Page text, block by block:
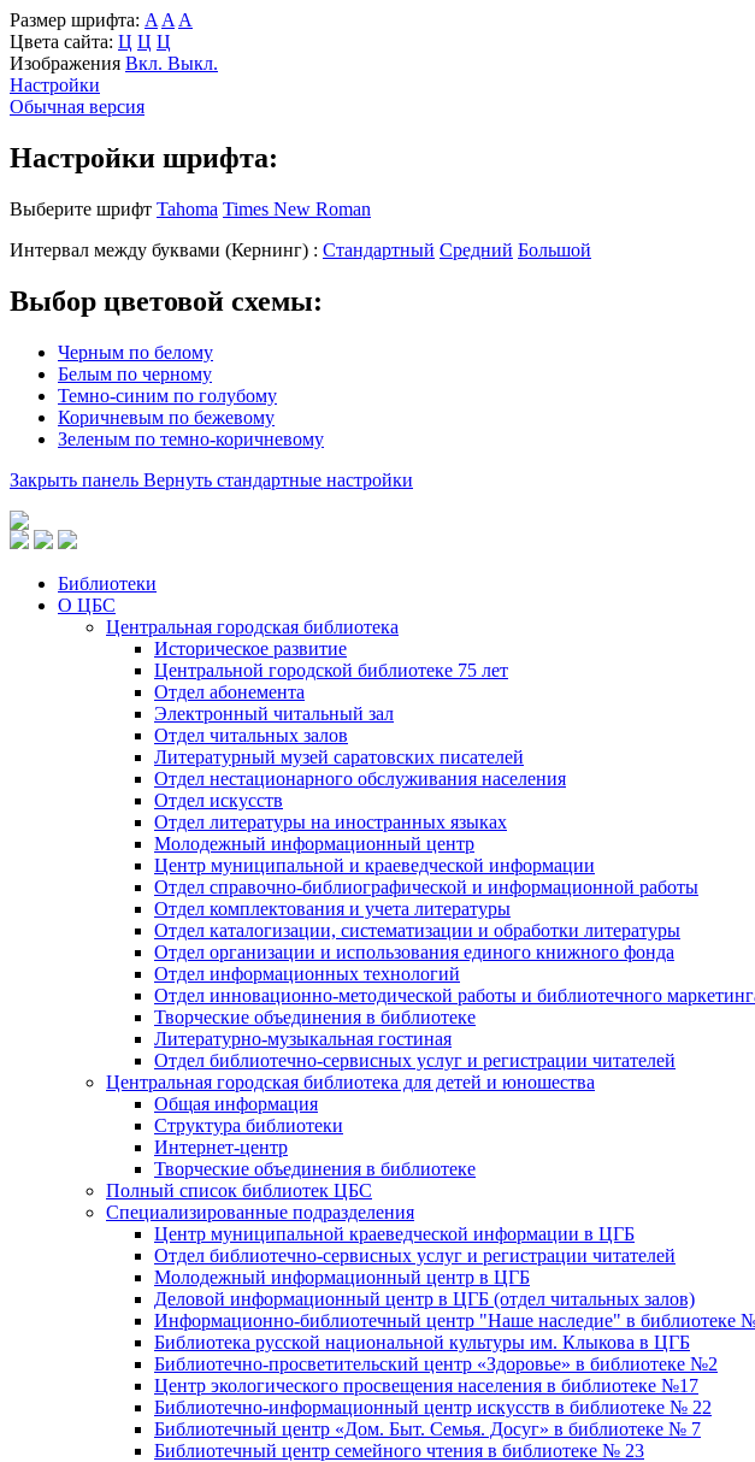
Размер шрифта: A A A
Цвета сайта: Ц Ц Ц
Изображения Вкл. Выкл.
Настройки
Обычная версия
Настройки шрифта:
Выберите шрифт Tahoma Times New Roman
Интервал между буквами (Кернинг) : Стандартный Средний Большой
Выбор цветовой схемы:
Черным по белому
Белым по черному
Темно-синим по голубому
Коричневым по бежевому
Зеленым по темно-коричневому
Закрыть панель Вернуть стандартные настройки
Библиотеки
О ЦБС
Центральная городская библиотека
Историческое развитие
Центральной городской библиотеке 75 лет
Отдел абонемента
Электронный читальный зал
Отдел читальных залов
Литературный музей саратовских писателей
Отдел нестационарного обслуживания населения
Отдел искусств
Отдел литературы на иностранных языках
Молодежный информационный центр
Центр муниципальной и краеведческой информации
Отдел справочно-библиографической и информационной работы
Отдел комплектования и учета литературы
Отдел каталогизации, систематизации и обработки литературы
Отдел организации и использования единого книжного фонда
Отдел информационных технологий
Отдел инновационно-методической работы и библиотечного
Творческие объединения в библиотеке
Литературно-музыкальная гостиная
Отдел библиотечно-сервисных услуг и регистрации читателей
Центральная городская библиотека для детей и юношества
Общая информация
Структура библиотеки
Интернет-центр
Творческие объединения в библиотеке
Полный список библиотек ЦБС
Специализированные подразделения
Центр муниципальной краеведческой информации в ЦГБ
Отдел библиотечно-сервисных услуг и регистрации читателей
Молодежный информационный центр в ЦГБ
Деловой информационный центр в ЦГБ (отдел читальных залов)
Информационно-библиотечный центр "Наше наследие" в библиотеке
Библиотека русской национальной культуры им. Клыкова в ЦГБ
Библиотечно-просветительский центр «Здоровье» в библиотеке №2
Центр экологического просвещения населения в библиотеке №17
Библиотечно-информационный центр искусств в библиотеке № 22
Библиотечный центр «Дом. Быт. Семья. Досуг» в библиотеке № 7
Библиотечный центр семейного чтения в библиотеке № 23